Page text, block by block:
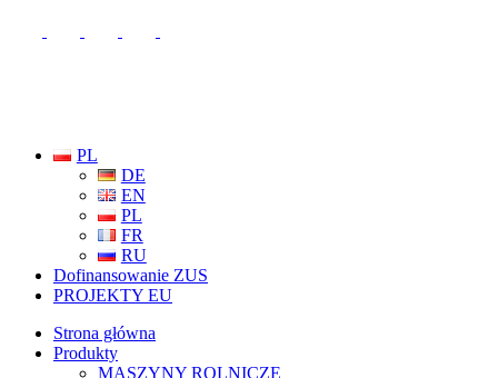
PL
DE
EN
PL
FR
RU
Dofinansowanie ZUS
PROJEKTY EU
Strona główna
Produkty
MASZYNY ROLNICZE